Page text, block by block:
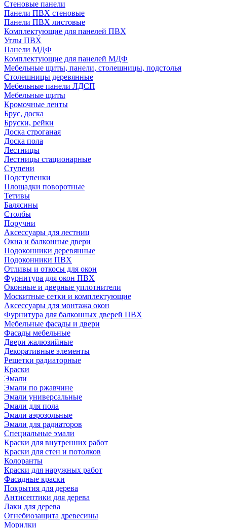
Стеновые панели
Панели ПВХ стеновые
Панели ПВХ листовые
Комплектующие для панелей ПВХ
Углы ПВХ
Панели МДФ
Комплектующие для панелей МДФ
Мебельные щиты, панели, столешницы, подстолья
Столешницы деревянные
Мебельные панели ЛДСП
Мебельные щиты
Кромочные ленты
Брус, доска
Бруски, рейки
Доска строганая
Доска пола
Лестницы
Лестницы стационарные
Ступени
Подступенки
Площадки поворотные
Тетивы
Балясины
Столбы
Поручни
Аксессуары для лестниц
Окна и балконные двери
Подоконники деревянные
Подоконники ПВХ
Отливы и откосы для окон
Фурнитура для окон ПВХ
Оконные и дверные уплотнители
Москитные сетки и комплектующие
Аксессуары для монтажа окон
Фурнитура для балконных дверей ПВХ
Мебельные фасады и двери
Фасады мебельные
Двери жалюзийные
Декоративные элементы
Решетки радиаторные
Краски
Эмали
Эмали по ржавчине
Эмали универсальные
Эмали для пола
Эмали аэрозольные
Эмали для радиаторов
Специальные эмали
Краски для внутренних работ
Краски для стен и потолков
Колоранты
Краски для наружных работ
Фасадные краски
Покрытия для дерева
Антисептики для дерева
Лаки для дерева
Огнебиозащита древесины
Морилки